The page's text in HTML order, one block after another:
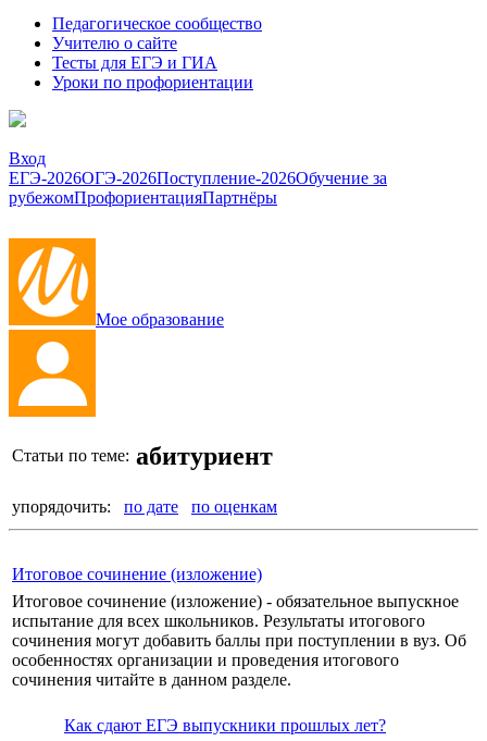
Педагогическое сообщество
Учителю о сайте
Тесты для ЕГЭ и ГИА
Уроки по профориентации
Вход
ЕГЭ-2026ОГЭ-2026Поступление-2026Обучение за
рубежомПрофориентацияПартнёры
Мое образование
Статьи по теме: абитуриент
упорядочить: по дате по оценкам
Итоговое сочинение (изложение)
Итоговое сочинение (изложение) - обязательное выпускное
испытание для всех школьников. Результаты итогового
сочинения могут добавить баллы при поступлении в вуз. Об
особенностях организации и проведения итогового
сочинения читайте в данном разделе.
Как сдают ЕГЭ выпускники прошлых лет?